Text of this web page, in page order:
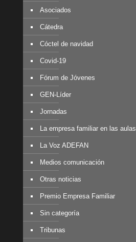
Asociados
Cátedra
Cóctel de navidad
Covid-19
Fórum de Jóvenes
GEN-Líder
Jornadas
La empresa familiar en las aulas
La Voz ADEFAN
Medios comunicación
Otras noticias
Premio Empresa Familiar
Sin categoría
Tribunas